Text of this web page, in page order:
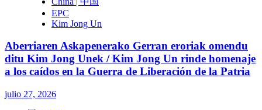
EPC
Kim Jong Un
Aberriaren Askapenerako Gerran eroriak omendu
ditu Kim Jong Unek / Kim Jong Un rinde homenaje
a los caídos en la Guerra de Liberación de la Patria
julio 27, 2026